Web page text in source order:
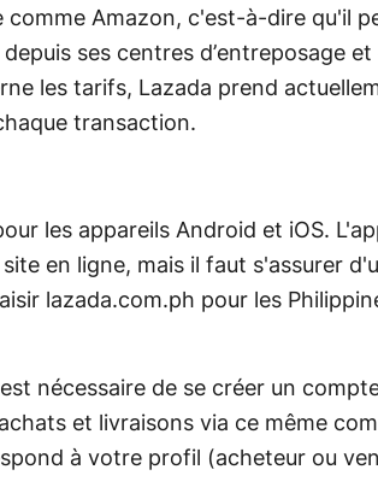
Amazon, c'est-à-dire qu'il
ses centres d’entreposage et
les tarifs, Lazada prend
transaction.
les appareils Android et iOS.
en ligne, mais il faut s'assurer
lazada.com.ph pour les
nécessaire de se créer un
et livraisons via ce même
à votre profil (acheteur ou